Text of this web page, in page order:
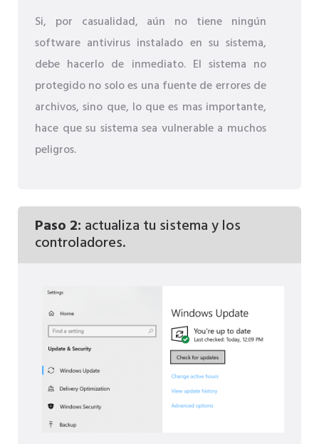
Si, por casualidad, aún no tiene ningún
software antivirus instalado en su sistema,
debe hacerlo de inmediato. El sistema no
protegido no solo es una fuente de errores de
archivos, sino que, lo que es mas importante,
hace que su sistema sea vulnerable a muchos
peligros.
Paso 2: actualiza tu sistema y los
controladores.